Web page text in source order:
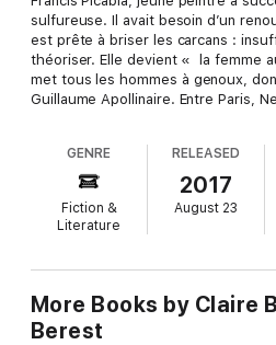
sulfureuse. Il avait besoin d’un
est prête à briser les carcans :
théoriser. Elle devient « la femme
met tous les hommes à genoux,
Guillaume Apollinaire. Entre Paris,
à la pointe des avancées
au début d’un xxe siècle qui
Anne et Claire Berest sont les
GENRE
Fiction &
Literature
RELEASED
2017
August 23
More Books by Claire
Berest